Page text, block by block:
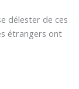
délester de ces
étrangers ont